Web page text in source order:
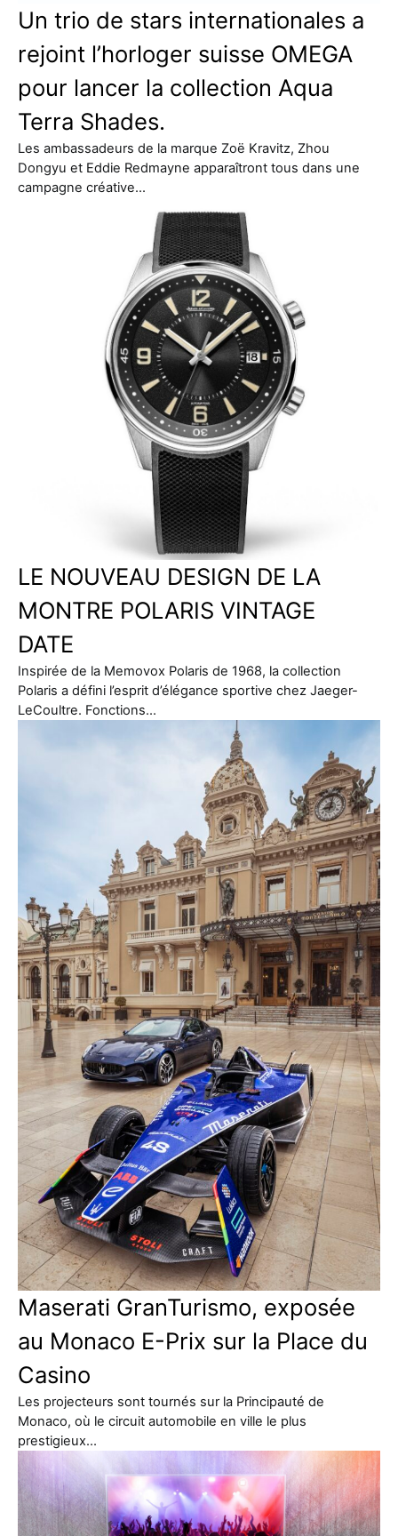
Un trio de stars internationales a
rejoint l’horloger suisse OMEGA
pour lancer la collection Aqua
Terra Shades.
Les ambassadeurs de la marque Zoë Kravitz, Zhou
Dongyu et Eddie Redmayne apparaîtront tous dans une
campagne créative…
LE NOUVEAU DESIGN DE LA
MONTRE POLARIS VINTAGE
DATE
Inspirée de la Memovox Polaris de 1968, la collection
Polaris a défini l’esprit d’élégance sportive chez Jaeger-
LeCoultre. Fonctions…
Maserati GranTurismo, exposée
au Monaco E-Prix sur la Place du
Casino
Les projecteurs sont tournés sur la Principauté de
Monaco, où le circuit automobile en ville le plus
prestigieux…